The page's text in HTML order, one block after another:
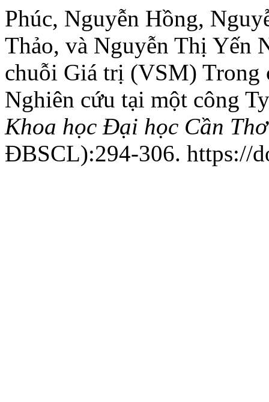
Phúc, Nguyễn Hồng,
Thảo, và Nguyễn Thị Yến
chuỗi Giá trị (VSM) Trong
Nghiên cứu tại một công
Khoa học Đại học Cần Thơ
ĐBSCL):294-306. https://